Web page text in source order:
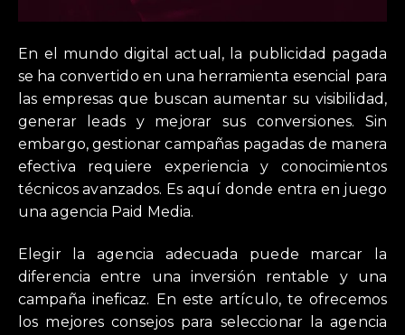
En el mundo digital actual, la publicidad pagada
se ha convertido en una herramienta esencial para
las empresas que buscan aumentar su visibilidad,
generar leads y mejorar sus conversiones. Sin
embargo, gestionar campañas pagadas de manera
efectiva requiere experiencia y conocimientos
técnicos avanzados. Es aquí donde entra en juego
una agencia Paid Media.
Elegir la agencia adecuada puede marcar la
diferencia entre una inversión rentable y una
campaña ineficaz. En este artículo, te ofrecemos
los mejores consejos para seleccionar la agencia